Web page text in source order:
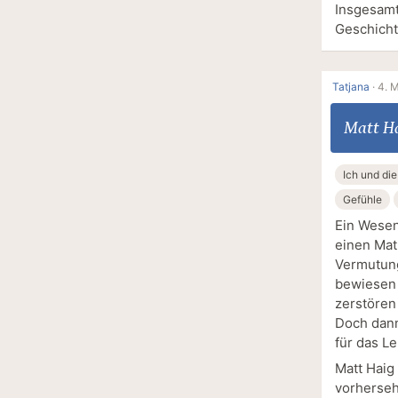
Tatjana · 4.
Matt
Ich und
Gefühle
Ein
einen
Doch
für das
Matt